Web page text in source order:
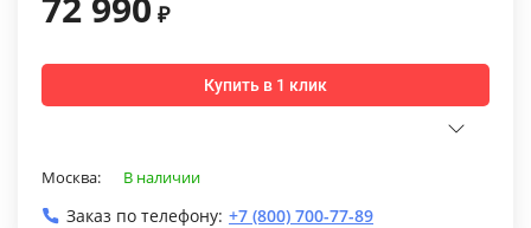
₽
Купить в 1 клик
Москва: В наличии
Заказ по телефону: +7 (800) 700-77-89